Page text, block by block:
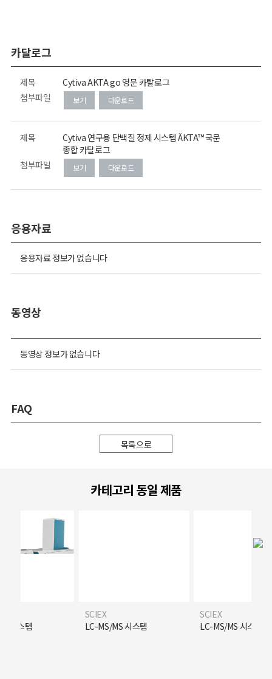
카달로그
제목
Cytiva AKTA go 영문 카탈로그
첨부파일
보기 다운로드
제목
Cytiva 연구용 단백질 정제 시스템 ÄKTA™ 국문
종합 카탈로그
첨부파일
보기 다운로드
응용자료
응용자료 정보가 없습니다
동영상
동영상 정보가 없습니다
FAQ
목록으로
카테고리 동일 제품
시스템
SCIEX
LC-MS/MS 시스템
SCIEX
LC-MS/MS 시스템